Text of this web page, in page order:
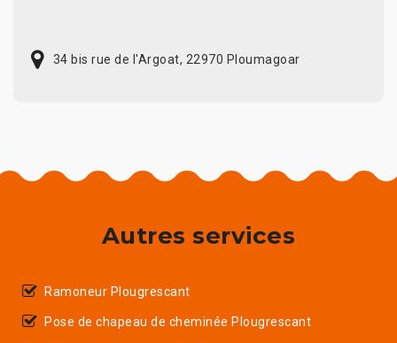
34 bis rue de l'Argoat, 22970 Ploumagoar
Autres services
Ramoneur Plougrescant
Pose de chapeau de cheminée Plougrescant